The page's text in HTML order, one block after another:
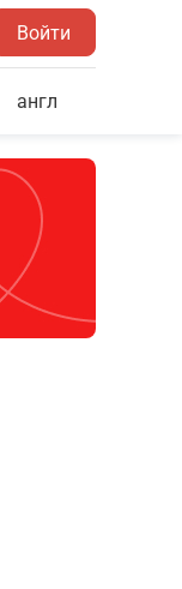
Войти
англ